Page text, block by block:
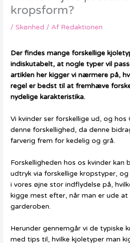
kropsform?
/Skønhed / Af Redaktionen
Der findes mange forskellige
indiskutabelt, at nogle typer vil
artiklen her kigger vi nærmere på,
regel er bedst til at fremhæve
nydelige karakteristika.
Vi kvinder ser forskellige ud, og hos
denne forskellighed, da denne
farverig frem for kedelig og grå.
Forskelligheden hos os kvinder
udtryk via forskellige kropstyper,
i vores øjne stor indflydelse på,
kigge mest efter, når man er ude
garderoben.
Herunder gennemgår vi de typiske
med tips til, hvilke kjoletyper man